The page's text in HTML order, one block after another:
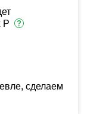
Р
сделаем